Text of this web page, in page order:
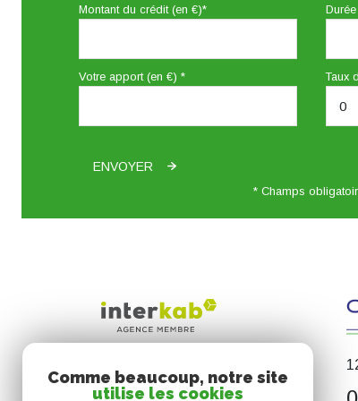
Montant du crédit (en €)*
Votre apport (en €) * Taux
ENVOYER
* Champs
Comme beaucoup, notre site
utilise les cookies